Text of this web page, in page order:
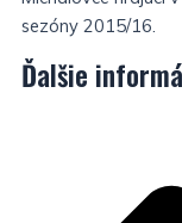
sezóny 2015/16.
Ďalšie